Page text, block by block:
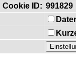
Cookie ID: 991829